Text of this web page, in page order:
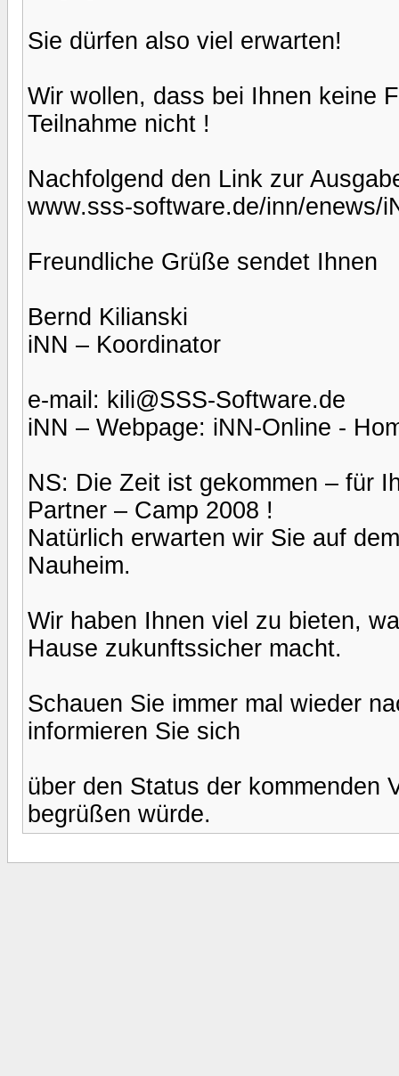
Sie dürfen also viel erwarten!
Wir wollen, dass bei Ihnen keine
Teilnahme nicht !
Nachfolgend den Link zur
www.sss-software.de/inn/enews/
Freundliche Grüße sendet Ihnen
Bernd Kilianski
iNN – Koordinator
e-mail: kili@SSS-Software.de
iNN – Webpage: iNN-Online -
NS: Die Zeit ist gekommen – für
Partner – Camp 2008 !
Natürlich erwarten wir Sie auf
Nauheim.
Wir haben Ihnen viel zu bieten,
Hause zukunftssicher macht.
Schauen Sie immer mal wieder
informieren Sie sich
über den Status der kommenden
begrüßen würde.